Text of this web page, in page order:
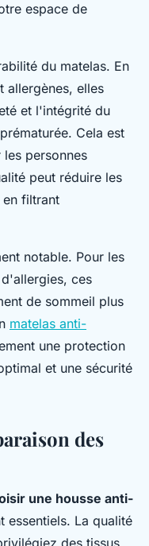
espace de
du matelas. En
allergènes, elles
et l'intégrité du
Cela est
personnes
peut réduire les
en filtrant
notable. Pour les
ces
de sommeil plus
matelas anti-
une protection
et une sécurité
des
une housse anti-
essentiels. La qualité